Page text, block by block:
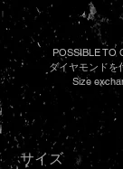
POSSIBLE TO
ダイヤモンドを
Size
サイズ